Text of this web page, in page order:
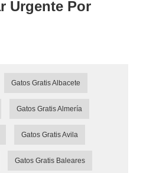
Urgente Por
Gatos Gratis Albacete
Gatos Gratis Almería
Gatos Gratis Avila
Gatos Gratis Baleares